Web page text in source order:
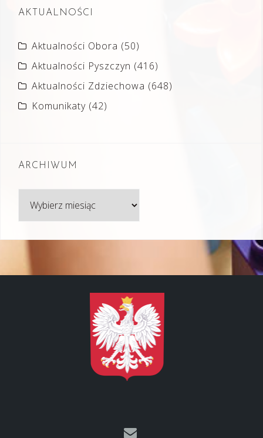
AKTUALNOŚCI
Aktualności Obora (50)
Aktualności Pyszczyn (416)
Aktualności Zdziechowa (648)
Komunikaty (42)
ARCHIWUM